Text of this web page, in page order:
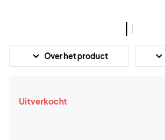
Over het product
Uitverkocht